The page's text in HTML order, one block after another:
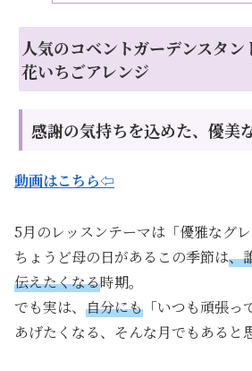
人気のコベントガーデンスタ
花いちごアレンジ
感謝の気持ちを込めた、優美
動画はこちら⇦
5月のレッスンテーマは「優雅なグレ
ちょうど母の日があるこの季節は、
伝えたくなる時期。
でも実は、 自分にも 「いつも頑張
あげたくなる、そんな月でもあると